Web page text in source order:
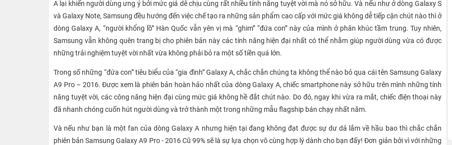
A lại khiến người dùng ưng ý bởi mức giá dễ chịu cùng rất nhiều tính năng tuyệt vời mà nó sở hữu. Và nếu như ở dòng Galaxy S
và Galaxy Note, Samsung đều hướng đến việc chế tạo ra những sản phẩm cao cấp với mức giá không dễ tiếp cận chút nào thì ở
dòng Galaxy A, “người khổng lồ” Hàn Quốc vẫn yên vị mà “ghim” “đứa con” này của mình ở phân khúc tầm trung. Tuy nhiên,
Samsung vẫn không quên trang bị cho phiên bản này các tính năng hiện đại nhất có thể nhằm giúp người dùng vừa có được
những trải nghiệm tuyệt vời nhất vừa không phải bỏ ra một số tiền quá lớn.
Trong số những “đứa con” tiêu biểu của “gia đình” Galaxy A, chắc chắn chúng ta không thể nào bỏ qua cái tên Samsung Galaxy
A9 Pro – 2016. Được xem là phiên bản hoàn hảo nhất của dòng Galaxy A, chiếc smartphone này sở hữu trên mình những tính
năng tuyệt vời, các công năng hiện đại cùng mức giá không hề đắt chút nào. Do đó, ngay khi vừa ra mắt, chiếc điện thoại này
đã nhanh chóng cuốn hút người dùng và trở thành một trong những mẫu flagship bán chạy nhất năm.
Và nếu như bạn là một fan của dòng Galaxy A nhưng hiện tại đang không đạt được sự dư dả lắm về hầu bao thì chắc chắn
phiên bản Samsung Galaxy A9 Pro - 2016 Cũ 99% sẽ là sự lựa chọn vô cùng hợp lý dành cho bạn đấy! Đơn giản bởi vì với những